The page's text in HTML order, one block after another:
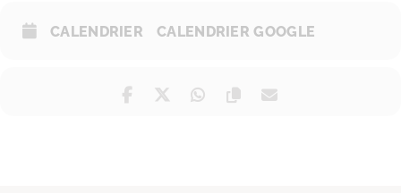
CALENDRIER CALENDRIER GOOGLE